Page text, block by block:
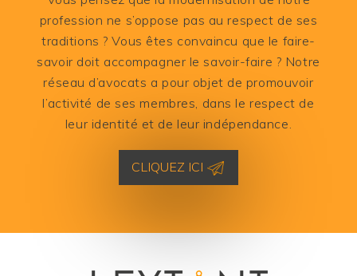
profession ne s’oppose pas au respect de ses
traditions ? Vous êtes convaincu que le faire-
savoir doit accompagner le savoir-faire ? Notre
réseau d’avocats a pour objet de promouvoir
l’activité de ses membres, dans le respect de
leur identité et de leur indépendance.
CLIQUEZ ICI